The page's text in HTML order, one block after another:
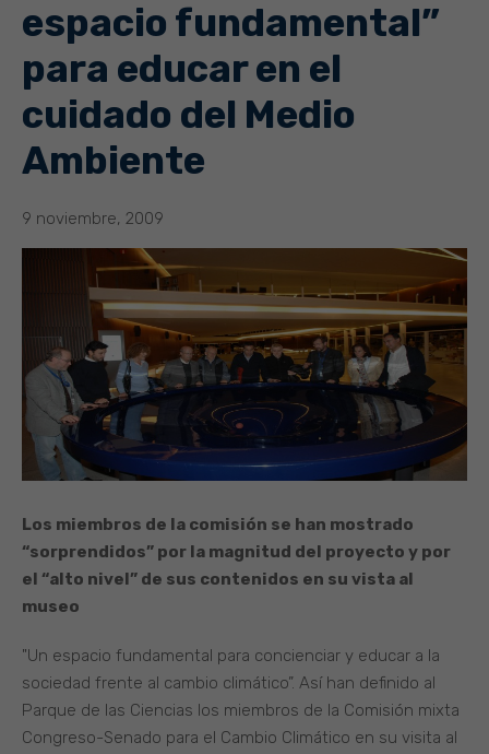
espacio fundamental”
para educar en el
cuidado del Medio
Ambiente
9 noviembre, 2009
Los miembros de la comisión se han mostrado
“sorprendidos” por la magnitud del proyecto y por
el “alto nivel” de sus contenidos en su vista al
museo
"Un espacio fundamental para concienciar y educar a la
sociedad frente al cambio climático”. Así han definido al
Parque de las Ciencias los miembros de la Comisión mixta
Congreso-Senado para el Cambio Climático en su visita al